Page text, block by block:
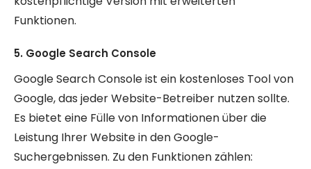
Funktionen.
5. Google Search Console
Google Search Console ist ein kostenloses Tool von
Google, das jeder Website-Betreiber nutzen sollte.
Es bietet eine Fülle von Informationen über die
Leistung Ihrer Website in den Google-
Suchergebnissen. Zu den Funktionen zählen: